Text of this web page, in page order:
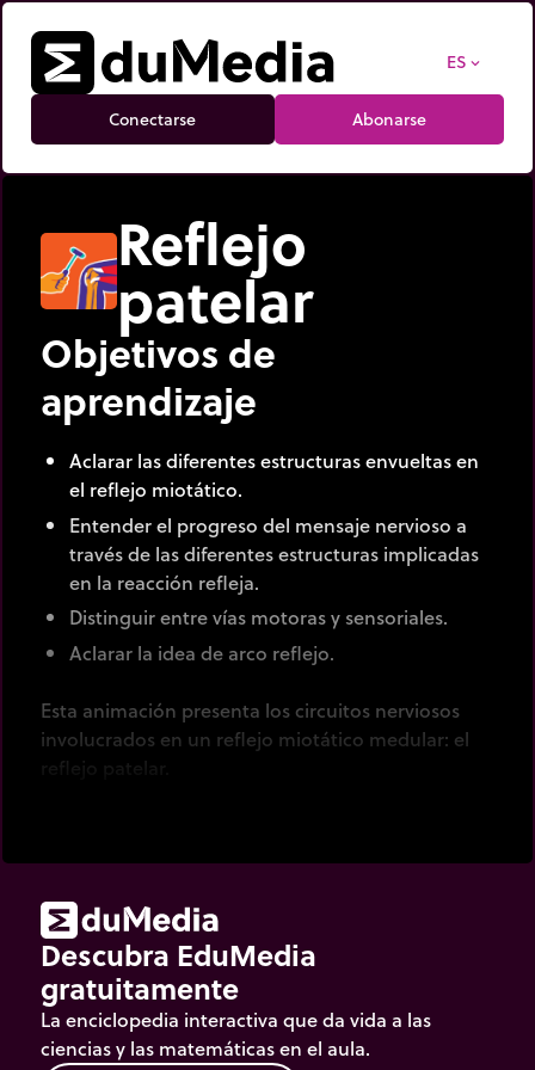
ES expand_more
Conectarse Abonarse
Reflejo
patelar
Objetivos de
aprendizaje
Aclarar las diferentes estructuras envueltas en
el reflejo miotático.
Entender el progreso del mensaje nervioso a
través de las diferentes estructuras implicadas
en la reacción refleja.
Distinguir entre vías motoras y sensoriales.
Aclarar la idea de arco reflejo.
Esta animación presenta los circuitos nerviosos
involucrados en un reflejo miotático medular: el
reflejo patelar.
Descubra EduMedia
gratuitamente
La enciclopedia interactiva que da vida a las
ciencias y las matemáticas en el aula.